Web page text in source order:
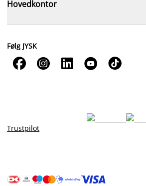
Hovedkontor
Følg JYSK
    
Trustpilot